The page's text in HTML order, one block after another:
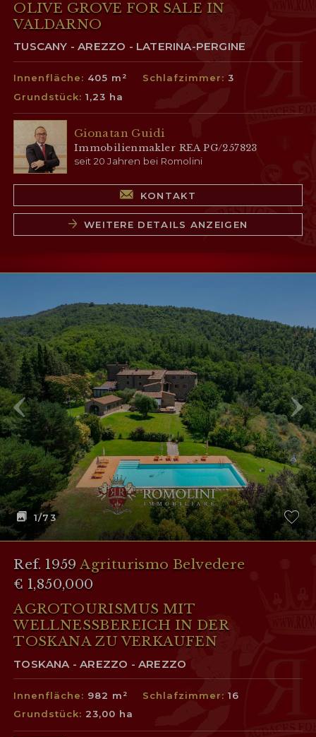
OLIVE GROVE FOR SALE IN
VALDARNO
TUSCANY - AREZZO - LATERINA-PERGINE
Innenfläche: 405 m² Schlafzimmer:3
Grundstück:1,23 ha
Gionatan Guidi
Immobilienmakler REA PG/257823
seit 20 Jahren bei Romolini
KONTAKT
WEITERE DETAILS ANZEIGEN
1/73
Ref. 1959Agriturismo Belvedere
€ 1,850,000
AGROTOURISMUS MIT
WELLNESSBEREICH IN DER
TOSKANA ZU VERKAUFEN
TOSKANA - AREZZO - AREZZO
Innenfläche: 982 m² Schlafzimmer:16
Grundstück: 23,00 ha